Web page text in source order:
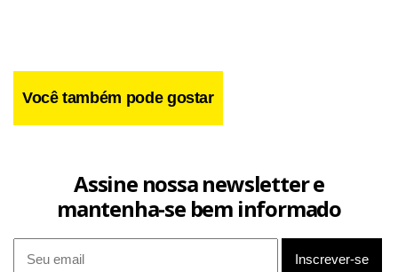
Você também pode gostar
Assine nossa newsletter e
mantenha-se bem informado